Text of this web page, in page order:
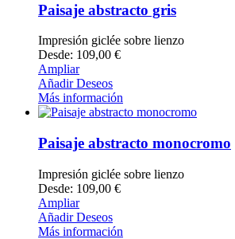
Paisaje abstracto gris
Impresión giclée sobre lienzo
Desde: 109,00 €
Ampliar
Añadir Deseos
Más información
Paisaje abstracto monocromo
Impresión giclée sobre lienzo
Desde: 109,00 €
Ampliar
Añadir Deseos
Más información